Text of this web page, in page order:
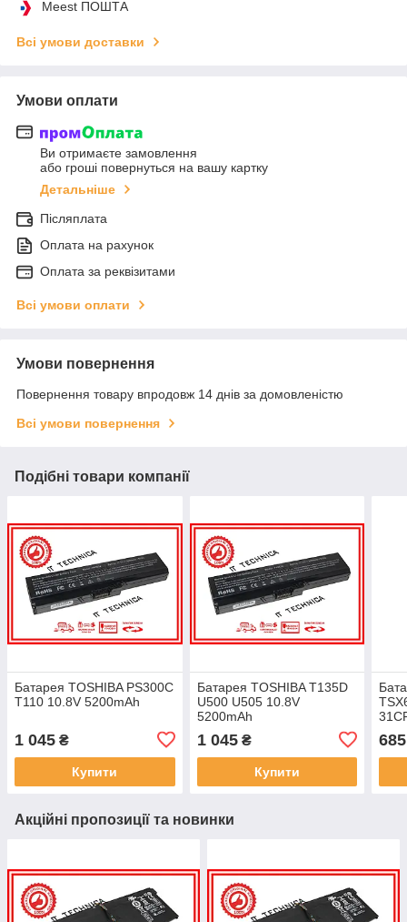
Meest ПОШТА
Всі умови доставки
Умови оплати
Ви отримаєте замовлення
або гроші повернуться на вашу картку
Детальніше
Післяплата
Оплата на рахунок
Оплата за реквізитами
Всі умови оплати
Умови повернення
Повернення товару впродовж 14 днів за домовленістю
Всі умови повернення
Подібні товари компанії
Батарея TOSHIBA PS300C
T110 10.8V 5200mAh
1 045 ₴
Купити
Батарея TOSHIBA T135D
U500 U505 10.8V
5200mAh
1 045₴
Купити
685
Акційні пропозиції та новинки